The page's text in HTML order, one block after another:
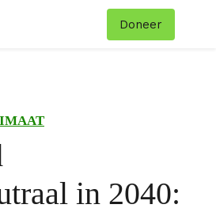
Doneer
in 2040: